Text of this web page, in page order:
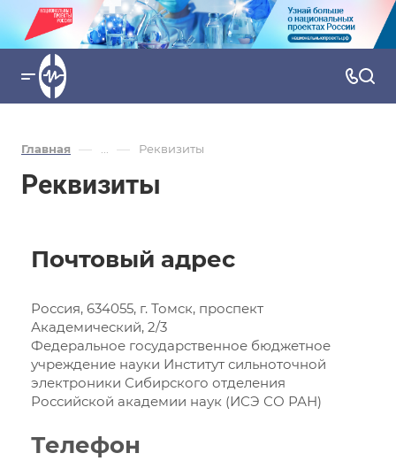
Главная — ... — Реквизиты
Реквизиты
Почтовый адрес
Россия, 634055, г. Томск, проспект
Академический, 2/3
Федеральное государственное бюджетное
учреждение науки Институт сильноточной
электроники Сибирского отделения
Российской академии наук (ИСЭ СО РАН)
Телефон